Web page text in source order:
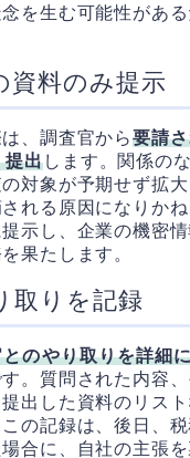
を生む可能性があ
資料のみ提示
、調査官から要請
提出します。関係の
対象が予期せず拡
れる原因になりか
示し、企業の機密
果たします。
取りを記録
のやり取りを詳細
。質問された内容
出した資料のリス
の記録は、後日、
合に、自社の主張